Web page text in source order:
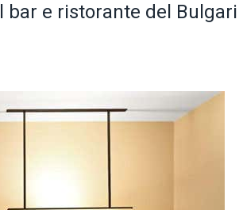
e ristorante del Bulgari